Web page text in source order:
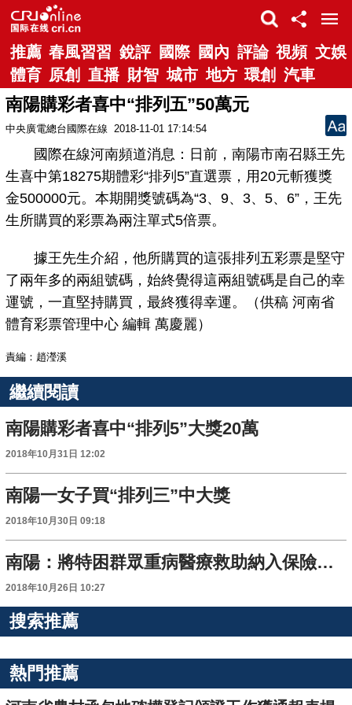
推薦 春風習習 銳評 國際 國內 評論 視頻 文娛
體育 原創 直播 財智 城市 地方 環創 汽車
南陽購彩者喜中“排列五”50萬元
中央廣電總台國際在線 2018-11-01 17:14:54
國際在線河南頻道消息：日前，南陽市南召縣王先
生喜中第18275期體彩“排列5”直選票，用20元斬獲獎
金500000元。本期開獎號碼為“3、9、3、5、6”，王先
生所購買的彩票為兩注單式5倍票。
據王先生介紹，他所購買的這張排列五彩票是堅守
了兩年多的兩組號碼，始終覺得這兩組號碼是自己的幸
運號，一直堅持購買，最終獲得幸運。（供稿 河南省
體育彩票管理中心 編輯 萬慶麗）
責編：趙瀅溪
繼續閱讀
南陽購彩者喜中“排列5”大獎20萬
2018年10月31日 12:02
南陽一女子買“排列三”中大獎
2018年10月30日 09:18
南陽：將特困群眾重病醫療救助納入保險救助範圍
2018年10月26日 10:27
搜索推薦
熱門推薦